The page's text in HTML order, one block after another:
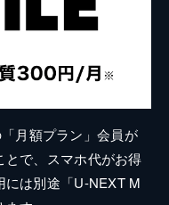
月額プラン」会員が
で、スマホ代がお得
には別途「U-NEXT M